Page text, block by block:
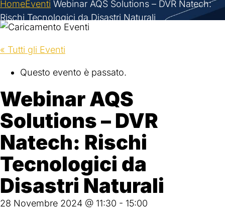
HomeEventi Webinar AQS Solutions – DVR Natech:
Rischi Tecnologici da Disastri Naturali
« Tutti gli Eventi
Questo evento è passato.
Webinar AQS
Solutions – DVR
Natech: Rischi
Tecnologici da
Disastri Naturali
28 Novembre 2024 @ 11:30 - 15:00